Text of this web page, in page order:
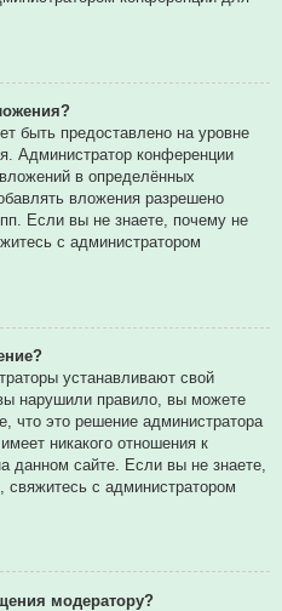
быть предоставлено на уровне
Администратор конференции
в определённых
вложения разрешено
Если вы не знаете, почему не
с администратором
устанавливают свой
нарушили правило, вы можете
что это решение администратора
никакого отношения к
данном сайте. Если вы не знаете,
свяжитесь с администратором
модератору?